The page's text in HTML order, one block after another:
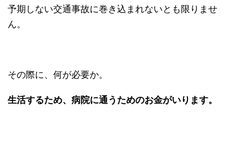
予期しない交通事故に巻き込まれないとも限りませ
ん。
その際に、何が必要か。
生活するため、病院に通うためのお金がいります。